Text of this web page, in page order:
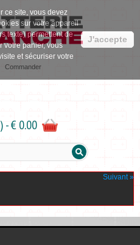
Commander
- € 0.00
Suivant »
ce site, vous devez
sur votre appareil
texte) permettent de
votre panier, vous
et sécuriser votre
J'accepte